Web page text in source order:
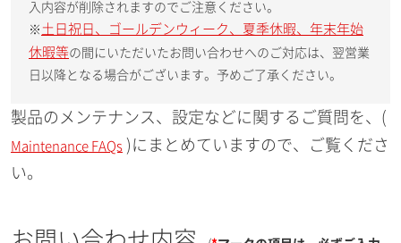
入内容が削除されますのでご注意ください。
※ 土日祝日、ゴールデンウィーク、夏季休暇、年末年始
休暇等の間にいただいたお問い合わせへのご対応は、翌営業
日以降となる場合がございます。予めご了承ください。
製品のメンテナンス、設定などに関するご質問を、(
Maintenance FAQs )にまとめていますので、ご覧くださ
い。